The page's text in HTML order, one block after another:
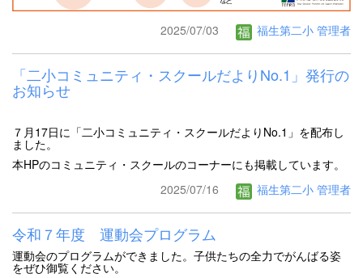
2025/07/03 福生第二小 管理者
「二小コミュニティ・スクールだよりNo.1」発行の
お知らせ
７月17日に「二小コミュニティ・スクールだよりNo.1」を配布し
ました。
本HPのコミュニティ・スクールのコーナーにも掲載しています。
2025/07/16
福生第二小 管理者
令和７年度 運動会プログラム
運動会のプログラムができました。子供たちの全力でがんばる姿
をぜひ御覧ください。